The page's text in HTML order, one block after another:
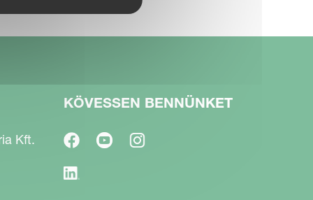
Kft.
KÖVESSEN BENNÜNKET